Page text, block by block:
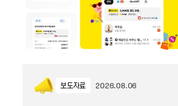
보도자료 2026.08.06